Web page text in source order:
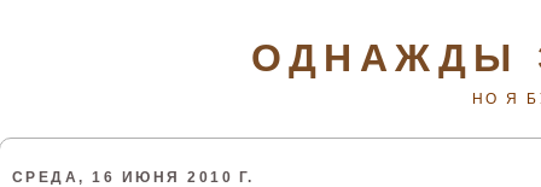
ОДНАЖДЫ
НО Я
СРЕДА, 16 ИЮНЯ 2010 Г.